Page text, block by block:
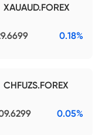
XAUAUD.FOREX
0.18%
CHFUZS.FOREX
0.05%